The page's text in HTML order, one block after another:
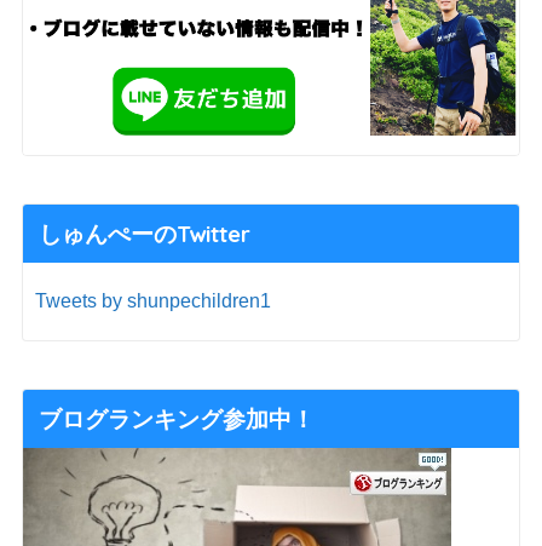
しゅんぺーのTwitter
Tweets by shunpechildren1
ブログランキング参加中！